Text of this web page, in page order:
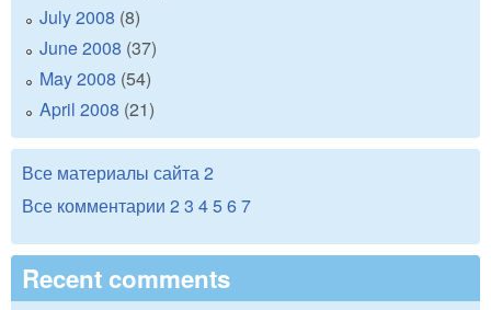
July 2008 (8)
June 2008 (37)
May 2008 (54)
April 2008 (21)
Все материалы сайта 2
Все комментарии 2 3 4567
Recent comments